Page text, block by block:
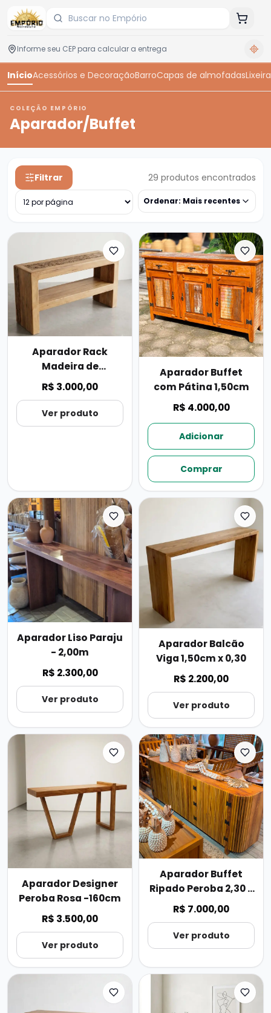
InícioAcessórios e DecoraçãoBarroCapas de almofadasLixeira
COLEÇÃO EMPÓRIO
Aparador/Buffet
Filtrar 29 produtos encontrados
Ordenar: Mais recentes
Aparador Rack
Madeira de
Demolição 1,50cm
R$ 3.000,00
Ver produto
Aparador Buffet
com Pátina 1,50cm
R$ 4.000,00
Adicionar
Comprar
Aparador Liso Paraju
- 2,00m
R$ 2.300,00
Ver produto
Aparador Balcão
Viga 1,50cm x 0,30
R$ 2.200,00
Ver produto
Aparador Designer
Peroba Rosa -160cm
R$ 3.500,00
Ver produto
Aparador Buffet
Ripado Peroba 2,30 x
0,85 x 0,45
R$ 7.000,00
Ver produto